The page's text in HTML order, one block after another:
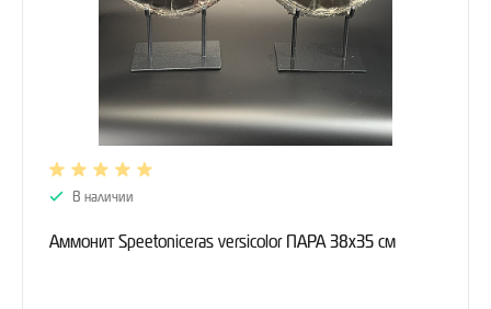
В наличии
Аммонит Speetoniceras versicolor ПАРА 38х35 см